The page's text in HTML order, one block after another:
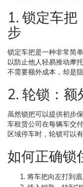
1. 锁定车
步
锁定车把是一种非常简
以防止他人轻易推动摩
不需要额外成本，却是
2. 轮锁：额
虽然锁把可以提供初步
车租赁公司在每辆车交
区域停车时，轮锁可以
如何正确锁
将车把向左打到底